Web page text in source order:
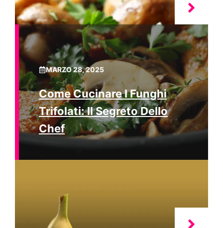
MARZO 28, 2025
Come Cucinare I Funghi
Trifolati: Il Segreto Dello
Chef